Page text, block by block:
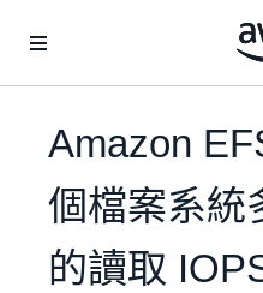
Amazon
個檔案系統
的讀取